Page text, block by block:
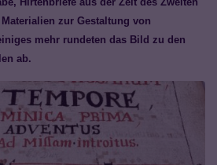
zur Gestaltung von
mehr rundeten das Bild zu den
ab.